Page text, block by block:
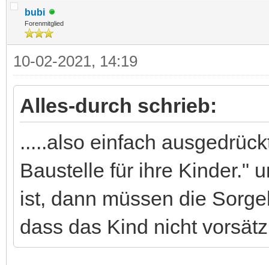
bubi
Forenmitglied
10-02-2021, 14:19
Alles-durch schrieb:
.....also einfach
Baustelle für ihre Kinder."
ist, dann müssen die
dass das Kind nicht